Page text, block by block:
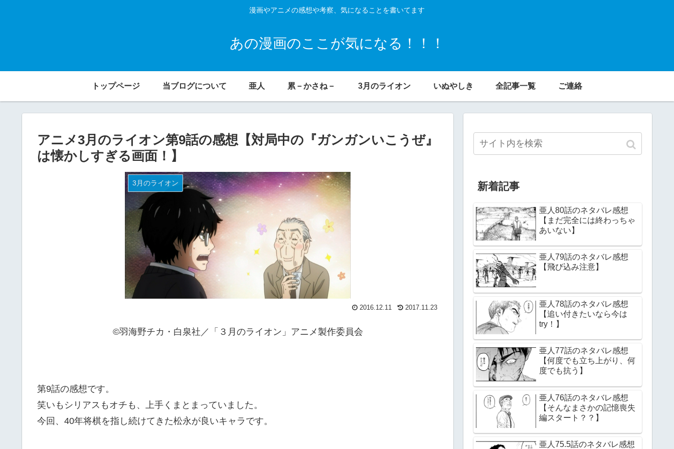
漫画やアニメの感想や考察、気になることを書いてます
あの漫画のここが気になる！！！
トップページ 当ブログについて 亜人 累－かさね－ 3月のライオン いぬやしき 全記事一覧 ご連絡
アニメ3月のライオン第9話の感想【対局中の『ガンガンいこうぜ』
は懐かしすぎる画面！】
3月のライオン
2017.11.23
2016.12.11
©羽海野チカ・白泉社／「３月のライオン」アニメ製作委員会
第9話の感想です。
笑いもシリアスもオチも、上手くまとまっていました。
今回、40年将棋を指し続けてきた松永が良いキャラです。
新着記事
亜人80話のネタバレ感想
【まだ完全には終わっちゃ
あいない】
亜人79話のネタバレ感想
【飛び込み注意】
亜人78話のネタバレ感想
【追い付きたいなら今は
try！】
亜人77話のネタバレ感想
【何度でも立ち上がり、何
度でも抗う】
亜人76話のネタバレ感想
【そんなまさかの記憶喪失
編スタート？？】
亜人75.5話のネタバレ感想